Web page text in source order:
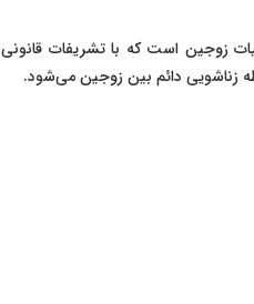
زوجین است که با تشریفات قانونی
زناشویی دائم بین زوجین می‌شود.